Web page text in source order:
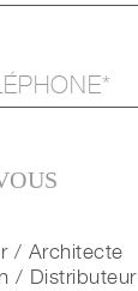
/ Architecte
/ Distributeur